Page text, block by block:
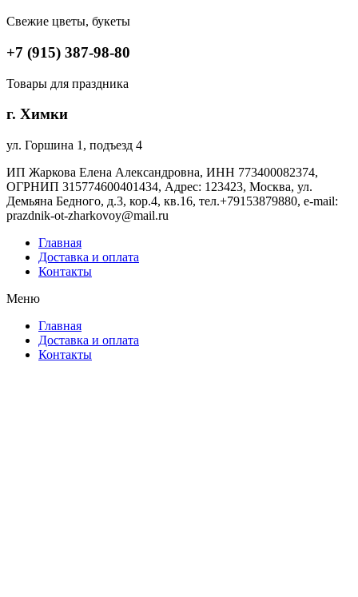
Свежие цветы, букеты
+7 (915) 387-98-80
Товары для праздника
г. Химки
ул. Горшина 1, подъезд 4
ИП Жаркова Елена Александровна, ИНН 773400082374,
ОГРНИП 315774600401434, Адрес: 123423, Москва, ул.
Демьяна Бедного, д.3, кор.4, кв.16, тел.+79153879880, e-mail:
prazdnik-ot-zharkovoy@mail.ru
Главная
Доставка и оплата
Контакты
Меню
Главная
Доставка и оплата
Контакты